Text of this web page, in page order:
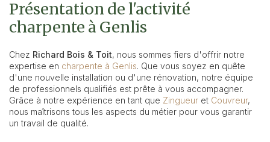
Présentation de l'activité
charpente à Genlis
Chez Richard Bois & Toit, nous sommes fiers d'offrir notre
expertise en charpente à Genlis. Que vous soyez en quête
d'une nouvelle installation ou d'une rénovation, notre équipe
de professionnels qualifiés est prête à vous accompagner.
Grâce à notre expérience en tant que Zingueur et Couvreur,
nous maîtrisons tous les aspects du métier pour vous garantir
un travail de qualité.